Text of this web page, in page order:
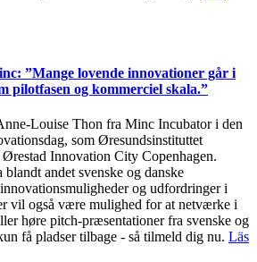
”Mange lovende innovationer går i
pilotfasen og kommerciel skala.”
Louise Thon fra Minc Incubator i den
som Øresundsinstituttet
Ørestad Innovation City Copenhagen.
blandt andet svenske og danske
og udfordringer i
vil også være mulighed for at netværke i
høre pitch-præsentationer fra svenske og
få pladser tilbage - så tilmeld dig nu. Läs